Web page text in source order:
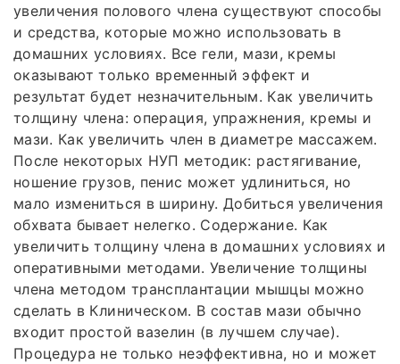
увеличения полового члена существуют способы
и средства, которые можно использовать в
домашних условиях. Все гели, мази, кремы
оказывают только временный эффект и
результат будет незначительным. Как увеличить
толщину члена: операция, упражнения, кремы и
мази. Как увеличить член в диаметре массажем.
После некоторых НУП методик: растягивание,
ношение грузов, пенис может удлиниться, но
мало измениться в ширину. Добиться увеличения
обхвата бывает нелегко. Содержание. Как
увеличить толщину члена в домашних условиях и
оперативными методами. Увеличение толщины
члена методом трансплантации мышцы можно
сделать в Клиническом. В состав мази обычно
входит простой вазелин (в лучшем случае).
Процедура не только неэффективна, но и может